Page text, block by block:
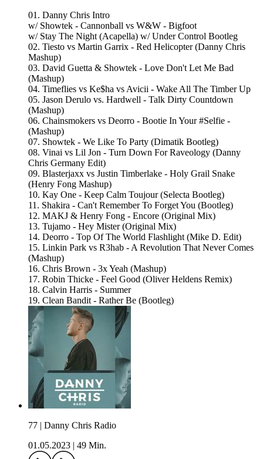
01. Danny Chris Intro
w/ Showtek - Cannonball vs W&W - Bigfoot
w/ Stay The Night (Acapella) w/ Under Control Bootleg
02. Tiesto vs Martin Garrix - Red Helicopter (Danny Chris
Mashup)
03. David Guetta & Showtek - Love Don't Let Me Bad
(Mashup)
04. Timeflies vs Ke$ha vs Avicii - Wake All The Timber Up
05. Jason Derulo vs. Hardwell - Talk Dirty Countdown
(Mashup)
06. Chainsmokers vs Deorro - Bootie In Your #Selfie -
(Mashup)
07. Showtek - We Like To Party (Dimatik Bootleg)
08. Vinai vs Lil Jon - Turn Down For Raveology (Danny
Chris Germany Edit)
09. Blasterjaxx vs Justin Timberlake - Holy Grail Snake
(Henry Fong Mashup)
10. Kay One - Keep Calm Toujour (Selecta Bootleg)
11. Shakira - Can't Remember To Forget You (Bootleg)
12. MAKJ & Henry Fong - Encore (Original Mix)
13. Tujamo - Hey Mister (Original Mix)
14. Deorro - Top Of The World Flashlight (Mike D. Edit)
15. Linkin Park vs R3hab - A Revolution That Never Comes
(Mashup)
16. Chris Brown - 3x Yeah (Mashup)
17. Robin Thicke - Feel Good (Oliver Heldens Remix)
18. Calvin Harris - Summer
19. Clean Bandit - Rather Be (Bootleg)
77 | Danny Chris Radio
01.05.2023
49 Min.